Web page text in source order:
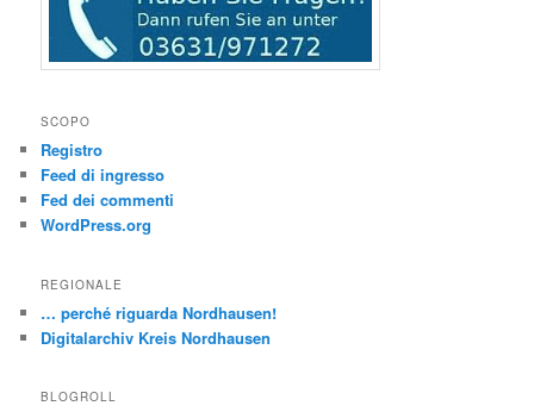
SCOPO
Registro
Feed di ingresso
Fed dei commenti
WordPress.org
REGIONALE
… perché riguarda Nordhausen!
Digitalarchiv Kreis Nordhausen
BLOGROLL